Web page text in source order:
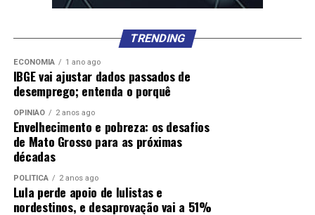
TRENDING
ECONOMIA 1 ano ago
IBGE vai ajustar dados passados de
desemprego; entenda o porquê
OPINIÃO 2 anos ago
Envelhecimento e pobreza: os desafios
de Mato Grosso para as próximas
décadas
POLÍTICA 2 anos ago
Lula perde apoio de lulistas e
nordestinos, e desaprovação vai a 51%